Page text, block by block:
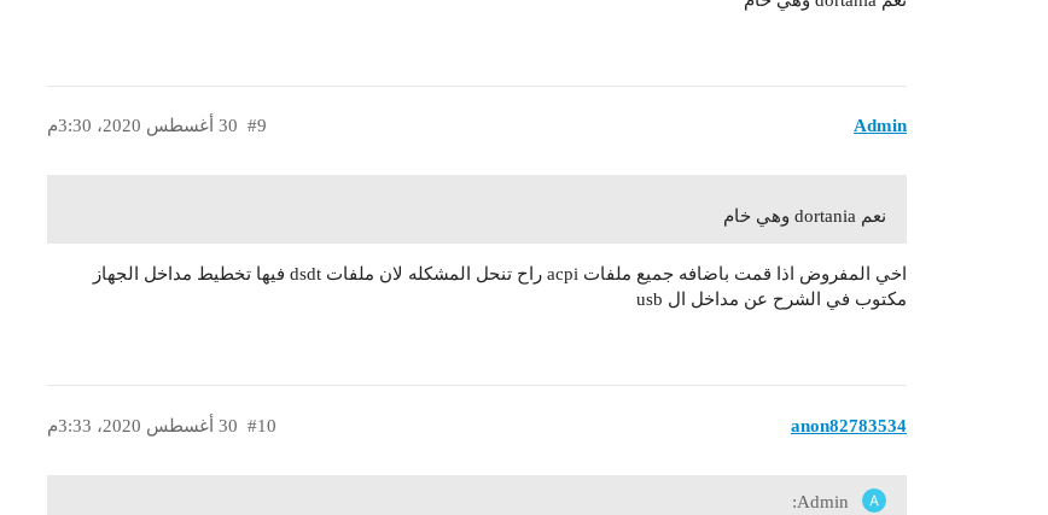
Admin 30 أغسطس 2020، 3:30م #9
نعم dortania وهي خام
اخي المفروض اذا قمت باضافه جميع ملفات acpi راح تنحل المشكله لان ملفات dsdt فيها تخطيط مداخل الجهاز
مكتوب في الشرح عن مداخل ال usb
anon82783534 30 أغسطس 2020، 3:33م #10